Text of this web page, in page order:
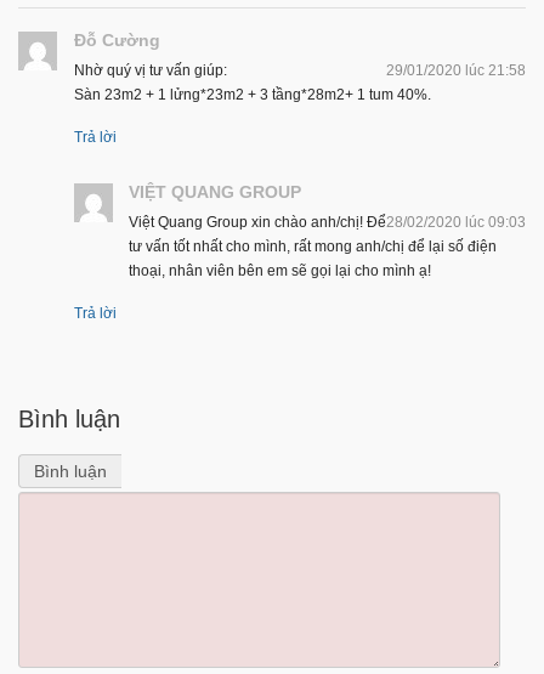
Đỗ Cường
29/01/2020 lúc 21:58
Nhờ quý vị tư vấn giúp:
Sàn 23m2 + 1 lửng*23m2 + 3 tầng*28m2+ 1 tum 40%.
Trả lời
VIỆT QUANG GROUP
28/02/2020 lúc 09:03
Việt Quang Group xin chào anh/chị! Để
tư vấn tốt nhất cho mình, rất mong anh/chị để lại số điện
thoại, nhân viên bên em sẽ gọi lại cho mình ạ!
Trả lời
Bình luận
Bình luận